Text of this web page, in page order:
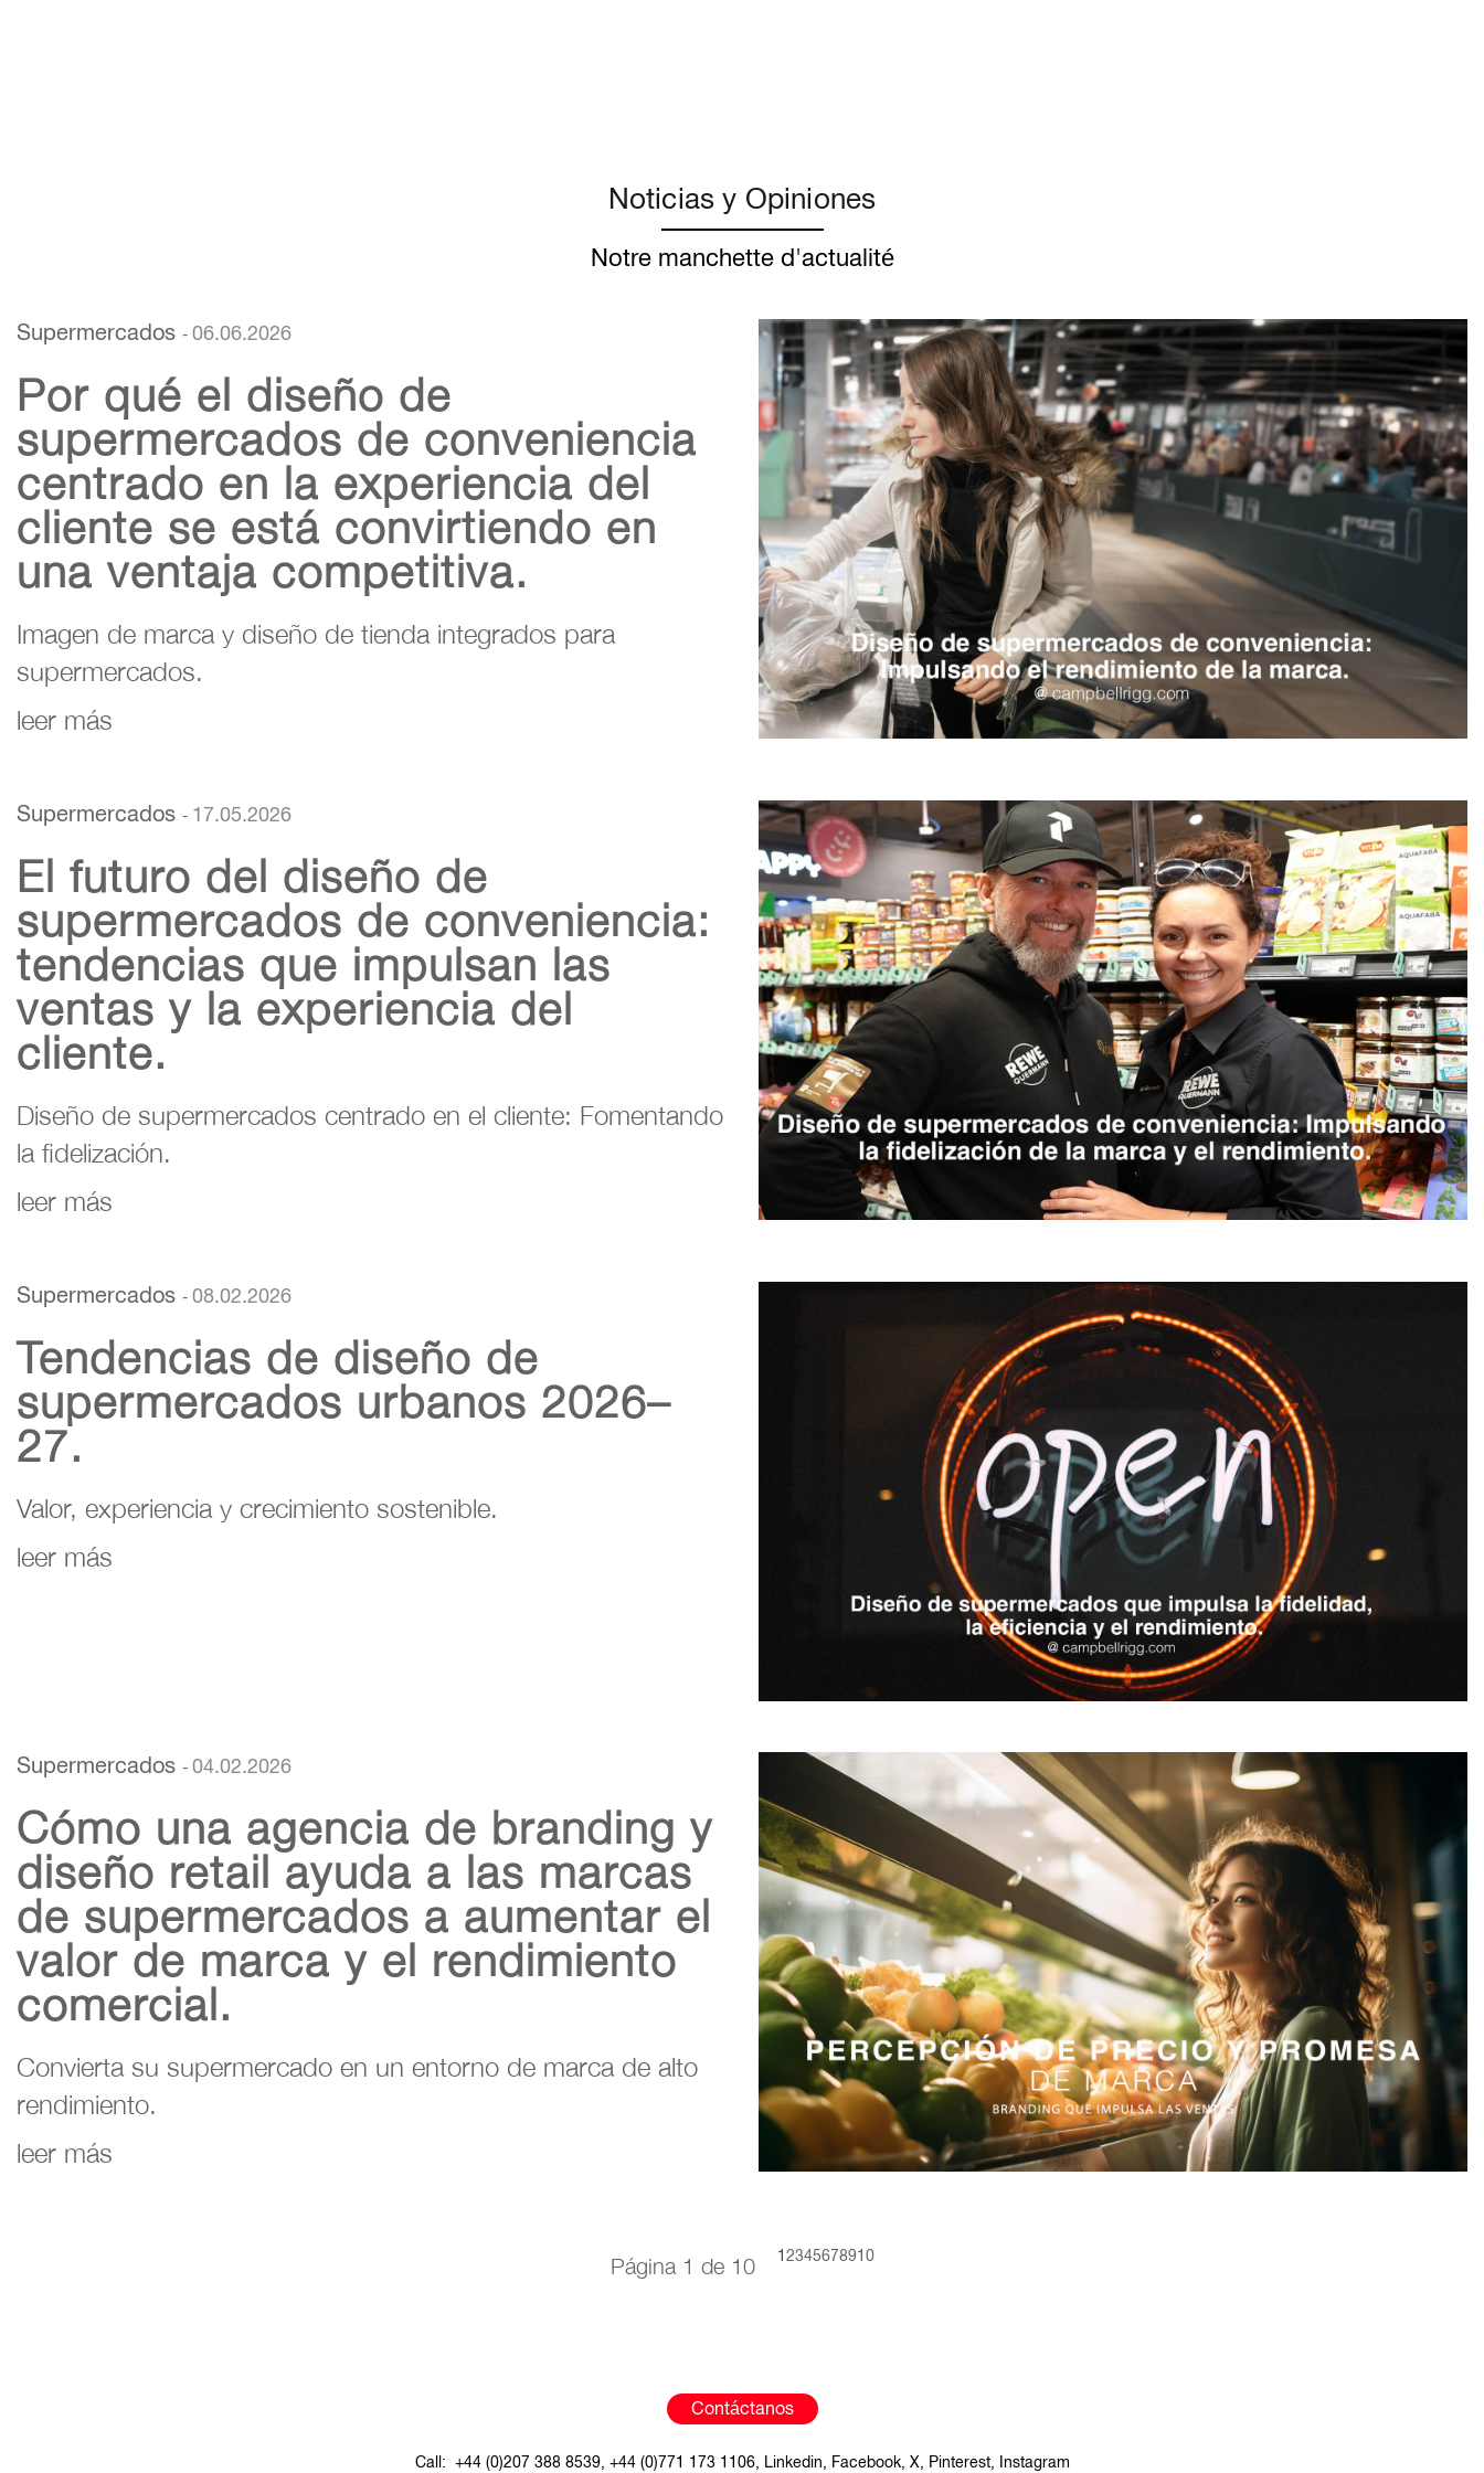
Noticias y Opiniones
Notre manchette d'actualité
Supermercados - 06.06.2026
Por qué el diseño de
supermercados de conveniencia
centrado en la experiencia del
cliente se está convirtiendo en
una ventaja competitiva.
Imagen de marca y diseño de tienda integrados para
supermercados.
leer más
Supermercados - 17.05.2026
El futuro del diseño de
supermercados de conveniencia:
tendencias que impulsan las
ventas y la experiencia del
cliente.
Diseño de supermercados centrado en el cliente: Fomentando
la fidelización.
leer más
Supermercados - 08.02.2026
Tendencias de diseño de
supermercados urbanos 2026–
27.
Valor, experiencia y crecimiento sostenible.
leer más
Supermercados - 04.02.2026
Cómo una agencia de branding y
diseño retail ayuda a las marcas
de supermercados a aumentar el
valor de marca y el rendimiento
comercial.
Convierta su supermercado en un entorno de marca de alto
rendimiento.
leer más
Página 1 de 10 1 2345678910
Contáctanos
Call: +44 (0)207 388 8539, +44 (0)771 173 1106, Linkedin Facebook, X Pinterest, Instagram